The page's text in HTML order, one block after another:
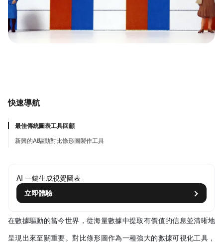
快速導航
最佳傳統圖表工具回顧
新興的AI驅動對比條形圖製作工具
AI 一鍵生成視覺圖表
立即體驗
在數據驅動的當今世界，從海量數據中提取有價值的信息並清晰地
呈現出來至關重要。對比條形圖作為一種強大的數據可視化工具，